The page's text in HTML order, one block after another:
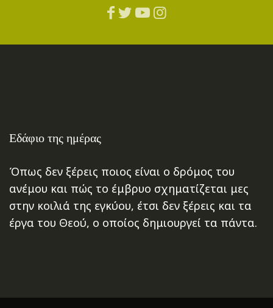
Εδάφιο της ημέρας
Όπως δεν ξέρεις ποιος είναι ο δρόμος του
ανέμου και πώς το έμβρυο σχηματίζεται μες
στην κοιλιά της εγκύου, έτσι δεν ξέρεις και τα
έργα του Θεού, ο οποίος δημιουργεί τα πάντα.